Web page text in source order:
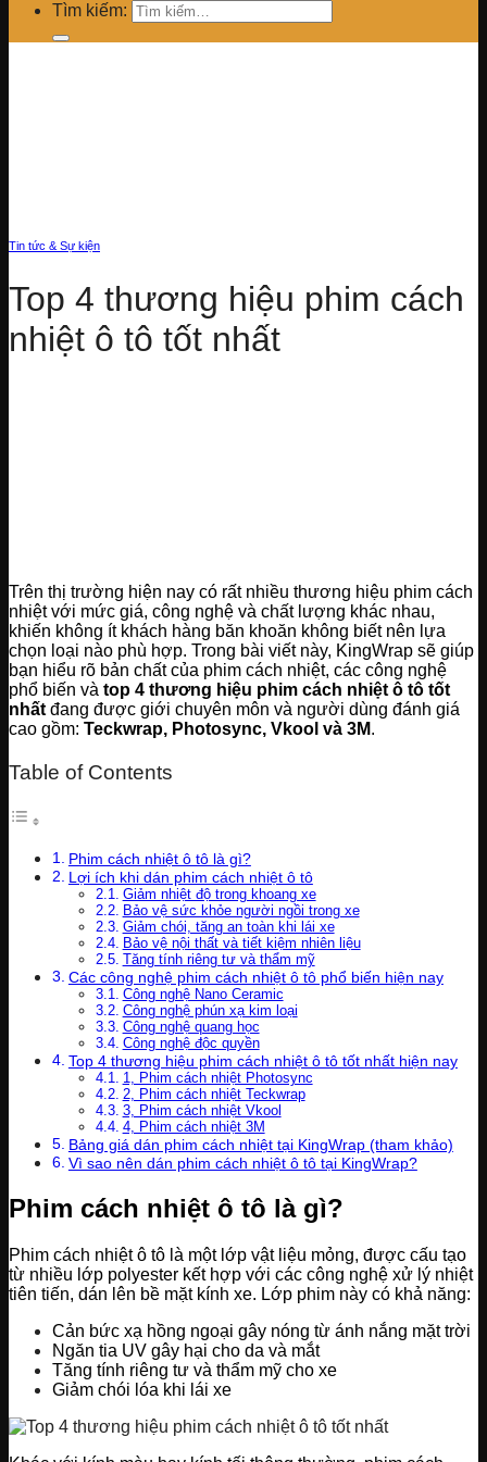
Tìm kiếm:
Tin tức & Sự kiện
Top 4 thương hiệu phim cách
nhiệt ô tô tốt nhất
Trên thị trường hiện nay có rất nhiều thương hiệu phim cách
nhiệt với mức giá, công nghệ và chất lượng khác nhau,
khiến không ít khách hàng băn khoăn không biết nên lựa
chọn loại nào phù hợp. Trong bài viết này, KingWrap sẽ giúp
bạn hiểu rõ bản chất của phim cách nhiệt, các công nghệ
phổ biến và top 4 thương hiệu phim cách nhiệt ô tô tốt
nhất đang được giới chuyên môn và người dùng đánh giá
cao gồm: Teckwrap, Photosync, Vkool và 3M.
Table of Contents
Phim cách nhiệt ô tô là gì?
Lợi ích khi dán phim cách nhiệt ô tô
Giảm nhiệt độ trong khoang xe
Bảo vệ sức khỏe người ngồi trong xe
Giảm chói, tăng an toàn khi lái xe
Bảo vệ nội thất và tiết kiệm nhiên liệu
Tăng tính riêng tư và thẩm mỹ
Các công nghệ phim cách nhiệt ô tô phổ biến hiện nay
Công nghệ Nano Ceramic
Công nghệ phún xạ kim loại
Công nghệ quang học
Công nghệ độc quyền
Top 4 thương hiệu phim cách nhiệt ô tô tốt nhất hiện nay
1, Phim cách nhiệt Photosync
2, Phim cách nhiệt Teckwrap
3, Phim cách nhiệt Vkool
4, Phim cách nhiệt 3M
Bảng giá dán phim cách nhiệt tại KingWrap (tham khảo)
Vì sao nên dán phim cách nhiệt ô tô tại KingWrap?
Phim cách nhiệt ô tô là gì?
Phim cách nhiệt ô tô là một lớp vật liệu mỏng, được cấu tạo
từ nhiều lớp polyester kết hợp với các công nghệ xử lý nhiệt
tiên tiến, dán lên bề mặt kính xe. Lớp phim này có khả năng:
Cản bức xạ hồng ngoại gây nóng từ ánh nắng mặt trời
Ngăn tia UV gây hại cho da và mắt
Tăng tính riêng tư và thẩm mỹ cho xe
Giảm chói lóa khi lái xe